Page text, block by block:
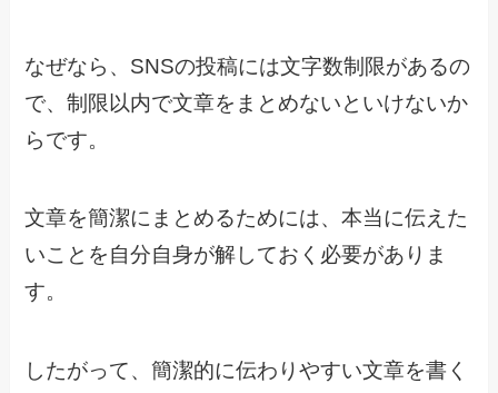
なぜなら、SNSの投稿には文字数制限があるの
で、制限以内で文章をまとめないといけないか
らです。
文章を簡潔にまとめるためには、本当に伝えた
いことを自分自身が解しておく必要がありま
す。
したがって、簡潔的に伝わりやすい文章を書く